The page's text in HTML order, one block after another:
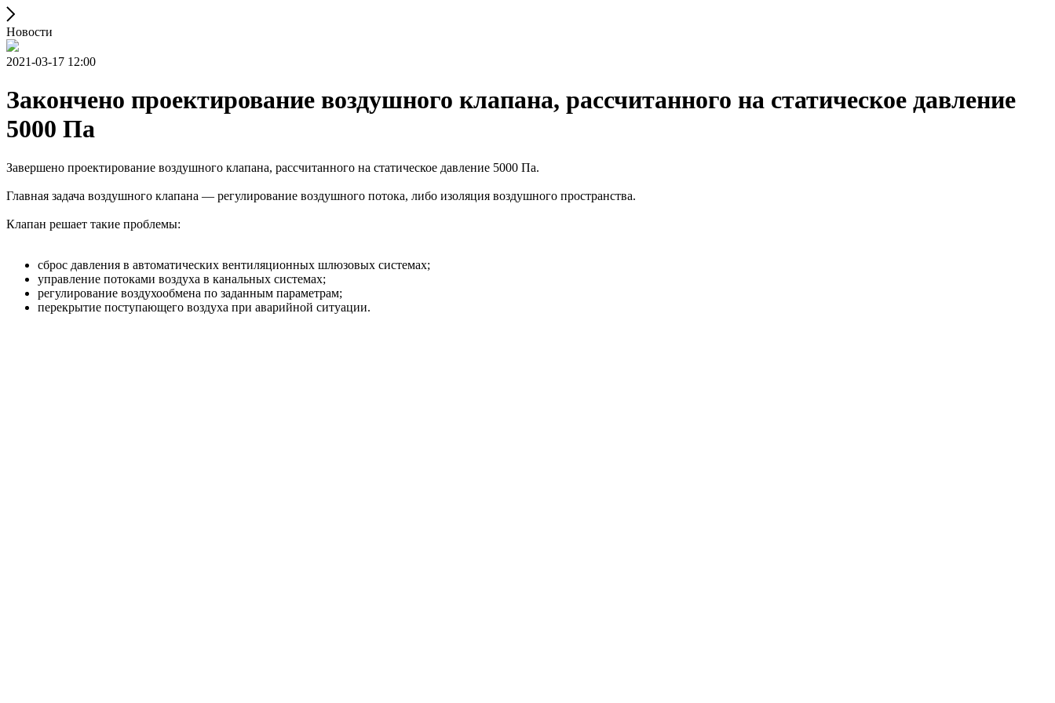
Новости
2021-03-17 12:00
Закончено проектирование воздушного клапана, рассчитанного на статическое давление
5000 Па
Завершено проектирование воздушного клапана, рассчитанного на статическое давление 5000 Па.
Главная задача воздушного клапана — регулирование воздушного потока, либо изоляция воздушного пространства.
Клапан решает такие проблемы:
сброс давления в автоматических вентиляционных шлюзовых системах;
управление потоками воздуха в канальных системах;
регулирование воздухообмена по заданным параметрам;
перекрытие поступающего воздуха при аварийной ситуации.